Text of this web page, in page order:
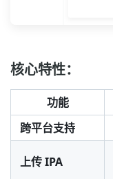
核心特性：
功能
跨平台支持
上传 IPA